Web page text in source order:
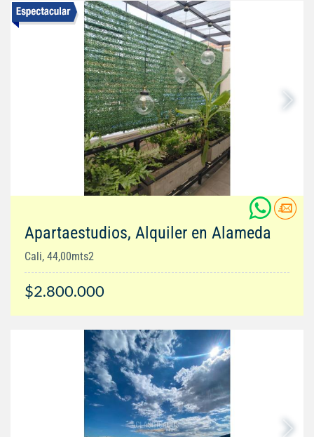
Apartaestudios, Alquiler en Alameda
Cali, 44,00mts2
$2.800.000